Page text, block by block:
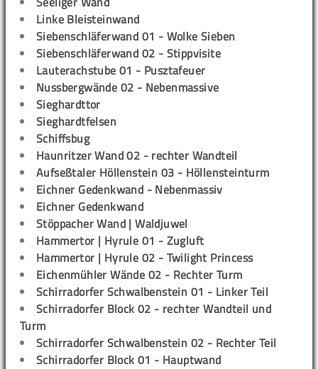
Linke Bleisteinwand
Siebenschläferwand 01 - Wolke Sieben
Siebenschläferwand 02 - Stippvisite
Lauterachstube 01 - Pusztafeuer
Nussbergwände 02 - Nebenmassive
Sieghardttor
Sieghardtfelsen
Schiffsbug
Haunritzer Wand 02 - rechter Wandteil
Aufseßtaler Höllenstein 03 - Höllensteinturm
Eichner Gedenkwand - Nebenmassiv
Eichner Gedenkwand
Stöppacher Wand | Waldjuwel
Hammertor | Hyrule 01 - Zugluft
Hammertor | Hyrule 02 - Twilight Princess
Eichenmühler Wände 02 - Rechter Turm
Schirradorfer Schwalbenstein 01 - Linker Teil
Schirradorfer Block 02 - rechter Wandteil und
Turm
Schirradorfer Schwalbenstein 02 - Rechter Teil
Schirradorfer Block 01 - Hauptwand